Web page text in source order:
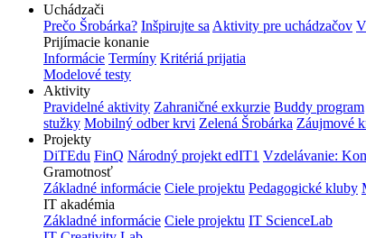
Uchádzači
Prečo Šrobárka? Inšpirujte sa Aktivity pre uchádzačov
Prijímacie konanie
Informácie Termíny Kritériá prijatia
Modelové testy
Aktivity
Pravidelné aktivity Zahraničné exkurzie Buddy program
stužky Mobilný odber krvi Zelená Šrobárka Záujmové
Projekty
DiTEdu FinQ Národný projekt edIT1 Vzdelávanie:
Gramotnosť
Základné informácie Ciele projektu Pedagogické kluby
IT akadémia
Základné informácie Ciele projektu IT ScienceLab